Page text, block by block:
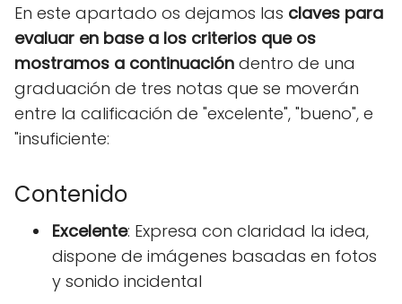
En este apartado os dejamos las claves para
evaluar en base a los criterios que os
mostramos a continuación dentro de una
graduación de tres notas que se moverán
entre la calificación de "excelente", "bueno", e
"insuficiente:
Contenido
Excelente: Expresa con claridad la idea,
dispone de imágenes basadas en fotos
y sonido incidental